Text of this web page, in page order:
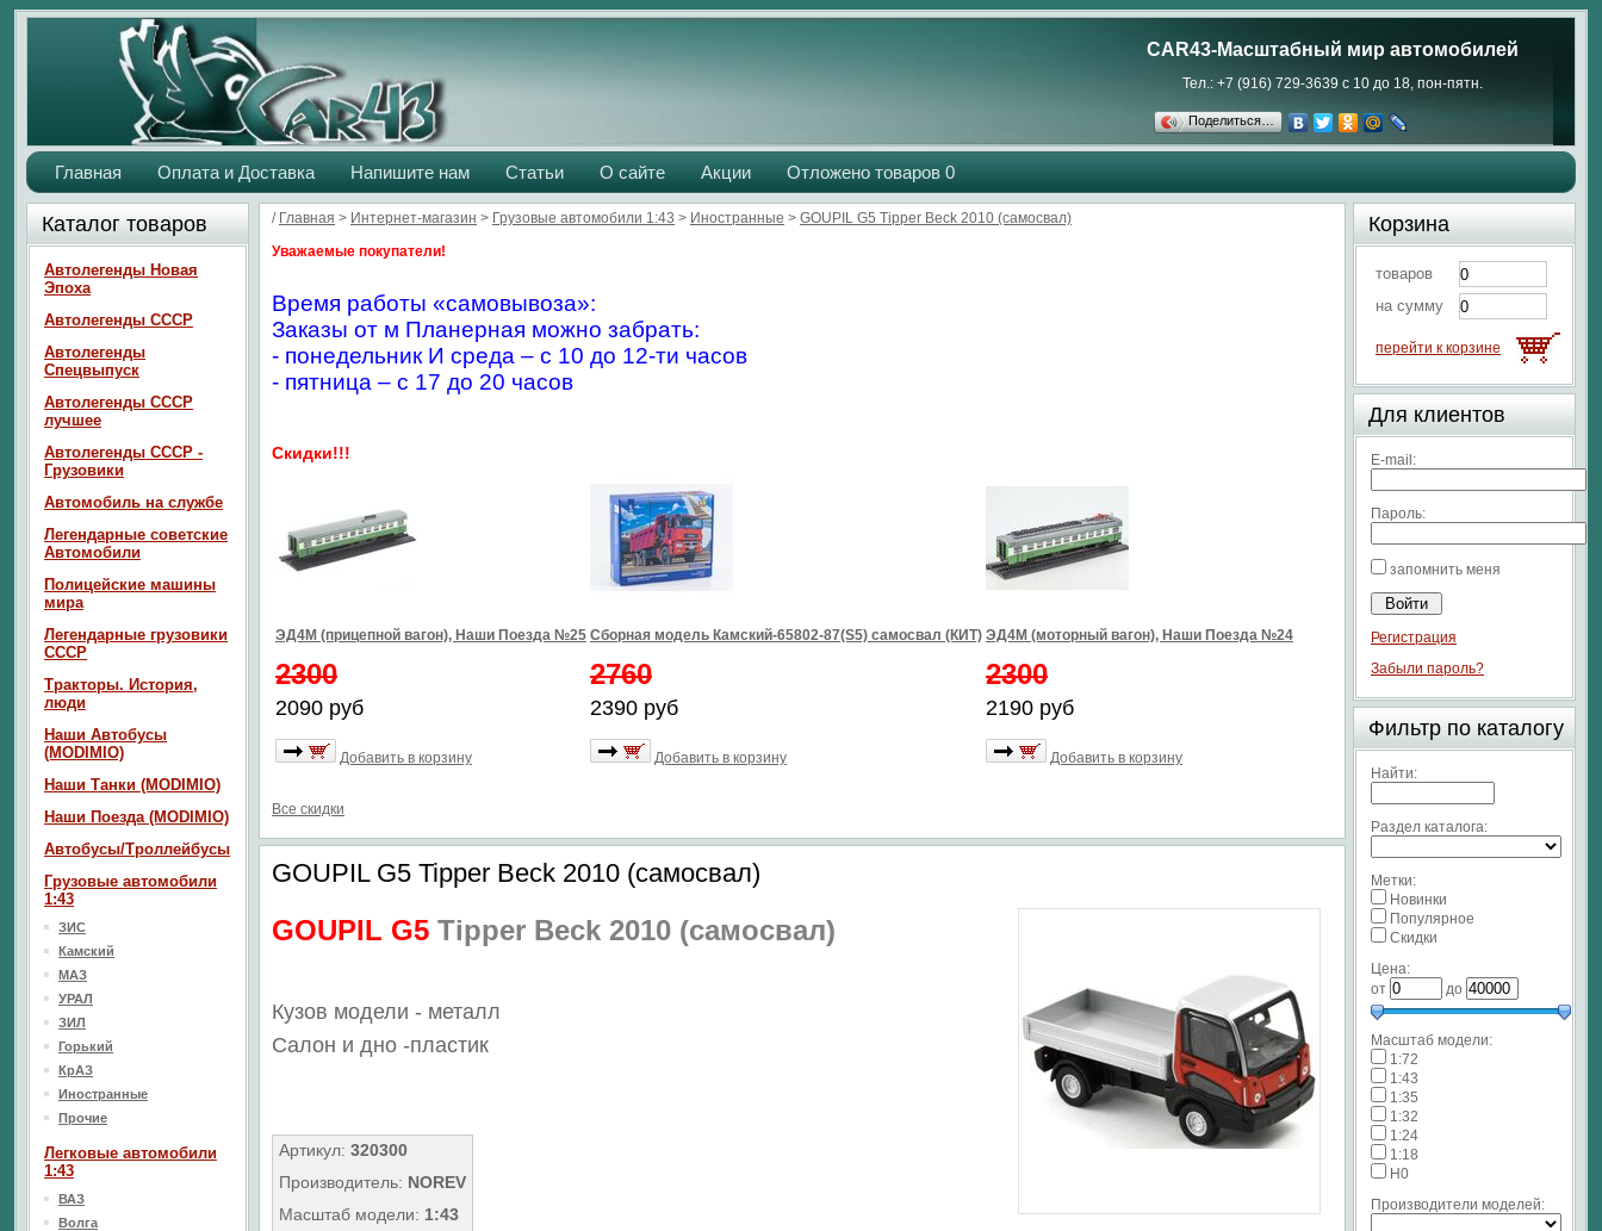
CAR43-Масштабный мир автомобилей
Тел.: +7 (916) 729-3639 с 10 до 18, пон-пятн.
Поделиться…
Главная Оплата и Доставка Напишите нам Статьи О сайте Акции Отложено товаров 0
/ Главная > Интернет-магазин > Грузовые автомобили 1:43 > Иностранные > GOUPIL G5 Tipper Beck 2010 (самосвал)
Уважаемые покупатели!
Время работы «самовывоза»:
Заказы от м Планерная можно забрать:
- понедельник И среда – с 10 до 12-ти часов
- пятница – с 17 до 20 часов
Скидки!!!
ЭД4М (прицепной вагон), Наши Поезда №25
2300
2090 руб
Добавить в корзину
Сборная модель Камский-65802-87(S5) самосвал (КИТ)
2760
2390 руб
Добавить в корзину
ЭД4М (моторный вагон), Наши Поезда №24
2300
2190 руб
Добавить в корзину
Все скидки
GOUPIL G5 Tipper Beck 2010 (самосвал)
GOUPIL G5 Tipper Beck 2010 (самосвал)
Кузов модели - металл
Салон и дно -пластик
Артикул: 320300
Производитель: NOREV
Масштаб модели: 1:43
Каталог товаров
Автолегенды Новая
Эпоха
Автолегенды СССР
Автолегенды
Спецвыпуск
Автолегенды СССР
лучшее
Автолегенды СССР -
Грузовики
Автомобиль на службе
Легендарные советские
Автомобили
Полицейские машины
мира
Легендарные грузовики
СССР
Тракторы. История,
люди
Наши Автобусы
(MODIMIO)
Наши Танки (MODIMIO)
Наши Поезда (MODIMIO)
Автобусы/Троллейбусы
Грузовые автомобили
1:43
ЗИС
Камский
МАЗ
УРАЛ
ЗИЛ
Горький
КрАЗ
Иностранные
Прочие
Легковые автомобили
1:43
ВАЗ
Волга
Корзина
товаров
на сумму
перейти к корзине
Для клиентов
E-mail:
Пароль:
запомнить меня
Регистрация
Забыли пароль?
Фильтр по каталогу
Найти:
Раздел каталога:
Метки:
Новинки
Популярное
Скидки
Цена:
от
до
Масштаб модели:
1:72
1:43
1:35
1:32
1:24
1:18
H0
Производители моделей: